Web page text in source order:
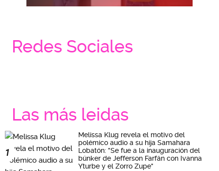
Redes Sociales
Las más leidas
1
Melissa Klug revela el motivo del
polémico audio a su hija Samahara
Lobatón: "Se fue a la inauguración del
búnker de Jefferson Farfán con Ivanna
Yturbe y el Zorro Zupe"